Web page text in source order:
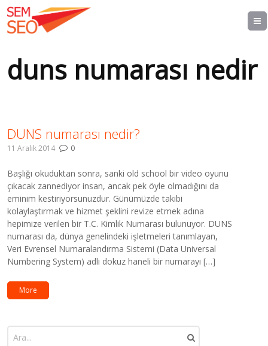
duns numarası nedir
DUNS numarası nedir?
11 Aralık 2014 0
Başlığı okuduktan sonra, sanki old school bir video oyunu
çıkacak zannediyor insan, ancak pek öyle olmadığını da
eminim kestiriyorsunuzdur. Günümüzde takibi
kolaylaştırmak ve hizmet şeklini revize etmek adına
hepimize verilen bir T.C. Kimlik Numarası bulunuyor. DUNS
numarası da, dünya genelindeki işletmeleri tanımlayan,
Veri Evrensel Numaralandırma Sistemi (Data Universal
Numbering System) adlı dokuz haneli bir numarayı […]
More